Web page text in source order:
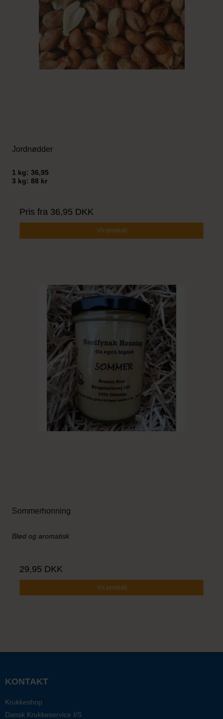
Jordnødder
1 kg: 36,95
3 kg: 88 kr
Pris fra 36,95 DKK
Vis produkt
Sommerhonning
Blød og aromatisk
29,95 DKK
Vis produkt
KONTAKT
Krukkeshop
Dansk Krukkeservice I/S